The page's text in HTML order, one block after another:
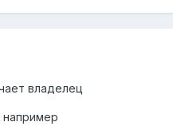
владелец
например